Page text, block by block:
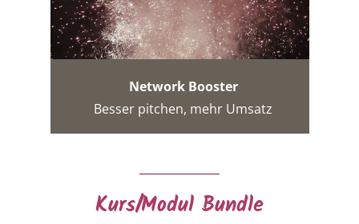
Network Booster
Besser pitchen, mehr Umsatz
Kurs/Modul Bundle